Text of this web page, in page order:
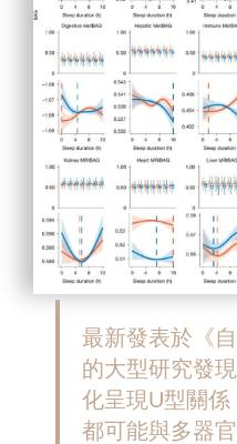
最新發表於《
的大型研究發
化呈現U型關係
都可能與多器